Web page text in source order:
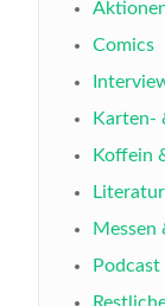
Comics
Karten-
Koffein
Literatur
Messen
Podcast